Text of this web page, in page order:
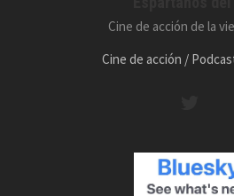
Cine de acción de la
Cine de acción /